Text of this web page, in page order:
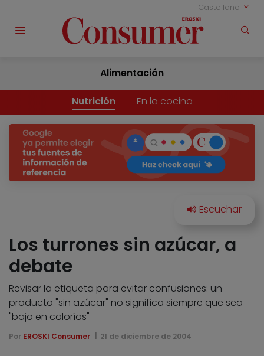
Castellano
Alimentación
Nutrición En la cocina
Los turrones sin azúcar, a
debate
Revisar la etiqueta para evitar confusiones: un
producto "sin azúcar" no significa siempre que sea
"bajo en calorías"
Por EROSKI Consumer 21 de diciembre de 2004